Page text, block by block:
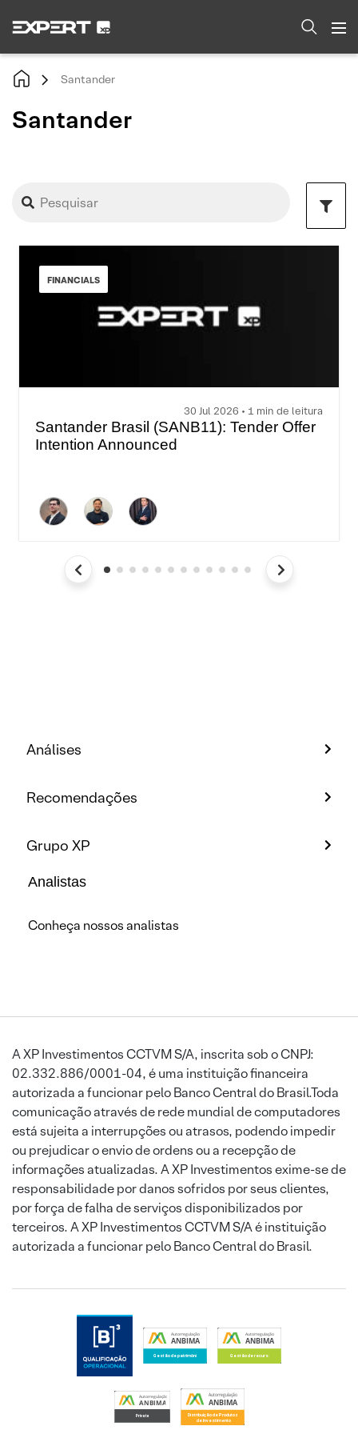
Santander
Santander
FINANCIALS
30 Jul 2026 • 1 min de leitura
Santander Brasil (SANB11): Tender Offer
Intention Announced
Análises
Recomendações
Grupo XP
Analistas
Conheça nossos analistas
A XP Investimentos CCTVM S/A, inscrita sob o CNPJ:
02.332.886/0001-04, é uma instituição financeira
autorizada a funcionar pelo Banco Central do Brasil.Toda
comunicação através de rede mundial de computadores
está sujeita a interrupções ou atrasos, podendo impedir
ou prejudicar o envio de ordens ou a recepção de
informações atualizadas. A XP Investimentos exime-se de
responsabilidade por danos sofridos por seus clientes,
por força de falha de serviços disponibilizados por
terceiros. A XP Investimentos CCTVM S/A é instituição
autorizada a funcionar pelo Banco Central do Brasil.